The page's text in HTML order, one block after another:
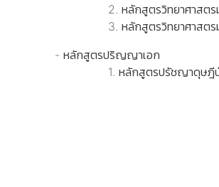
2. หลักสูตรวิทยาศาสตรมหาบั
3. หลักสูตรวิทยาศาสตรมหาบั
- หลักสูตรปริญญาเอก
1. หลักสูตรปรัชญาดุษฎีบัณฑิต